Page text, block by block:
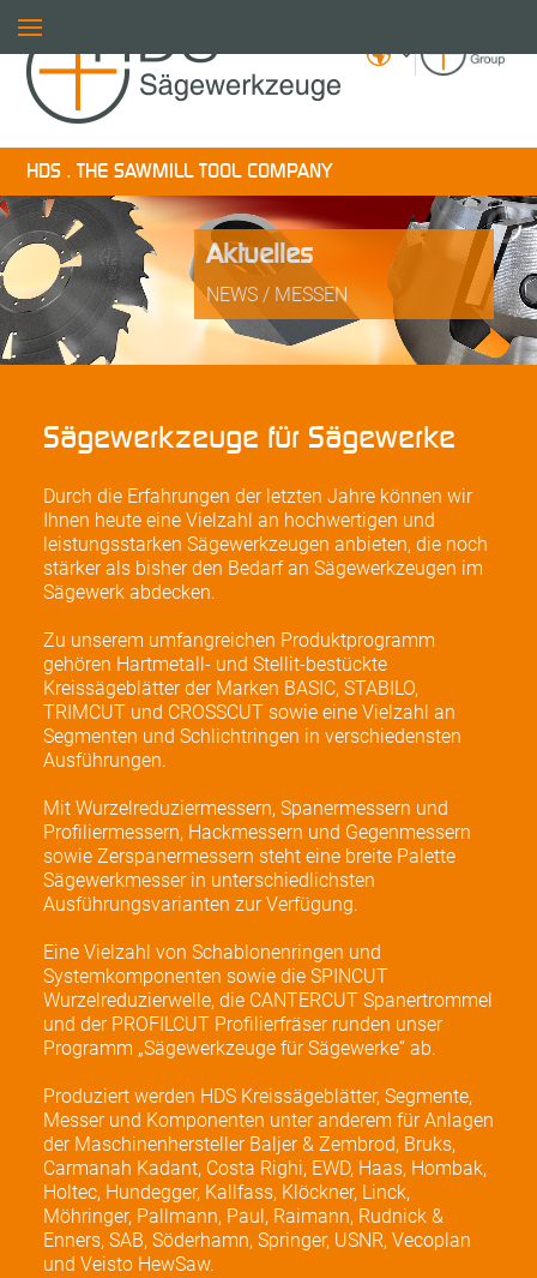
HDS . THE SAWMILL TOOL COMPANY
Sägewerkzeuge für Sägewerke
Aktuelles
NEWS / MESSEN
Durch die Erfahrungen der letzten Jahre können wir
Ihnen heute eine Vielzahl an hochwertigen und
leistungsstarken Sägewerkzeugen anbieten, die noch
stärker als bisher den Bedarf an Sägewerkzeugen im
Sägewerk abdecken.
Zu unserem umfangreichen Produktprogramm
gehören Hartmetall- und Stellit-bestückte
Kreissägeblätter der Marken BASIC, STABILO,
TRIMCUT und CROSSCUT sowie eine Vielzahl an
Segmenten und Schlichtringen in verschiedensten
Ausführungen.
Mit Wurzelreduziermessern, Spanermessern und
Profiliermessern, Hackmessern und Gegenmessern
sowie Zerspanermessern steht eine breite Palette
Sägewerkmesser in unterschiedlichsten
Ausführungsvarianten zur Verfügung.
Eine Vielzahl von Schablonenringen und
Systemkomponenten sowie die SPINCUT
Wurzelreduzierwelle, die CANTERCUT Spanertrommel
und der PROFILCUT Profilierfräser runden unser
Programm „Sägewerkzeuge für Sägewerke“ ab.
Produziert werden HDS Kreissägeblätter, Segmente,
Messer und Komponenten unter anderem für Anlagen
der Maschinenhersteller Baljer & Zembrod, Bruks,
Carmanah Kadant, Costa Righi, EWD, Haas, Hombak,
Holtec, Hundegger, Kallfass, Klöckner, Linck,
Möhringer, Pallmann, Paul, Raimann, Rudnick &
Enners, SAB, Söderhamn, Springer, USNR, Vecoplan
und Veisto HewSaw.